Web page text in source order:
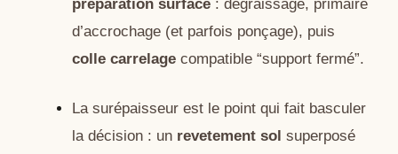
preparation surface : dégraissage, primaire
d’accrochage (et parfois ponçage), puis
colle carrelage compatible “support fermé”.
La surépaisseur est le point qui fait basculer
la décision : un revetement sol superposé